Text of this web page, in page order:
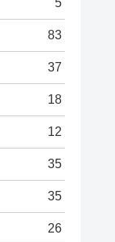
5
83
37
18
12
35
35
26